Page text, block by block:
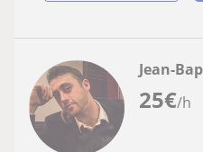
25€/h
Jean-